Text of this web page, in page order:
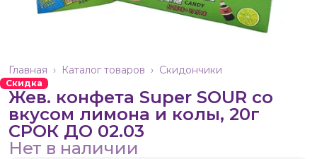
Скидончики
Каталог товаров ›
Главная ›
Скидка
Жев. конфета Super SOUR со
вкусом лимона и колы, 20г
СРОК ДО 02.03
Нет в наличии